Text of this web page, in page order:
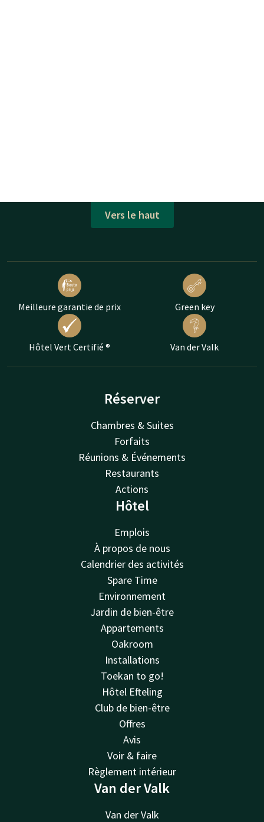
Vers le haut
Meilleure garantie de prix Green key
Hôtel Vert Certifié ® Van der Valk
Réserver
Chambres & Suites
Forfaits
Réunions & Événements
Restaurants
Actions
Hôtel
Emplois
À propos de nous
Calendrier des activités
Spare Time
Environnement
Jardin de bien-être
Appartements
Oakroom
Installations
Toekan to go!
Hôtel Efteling
Club de bien-être
Offres
Avis
Voir & faire
Règlement intérieur
Van der Valk
Van der Valk